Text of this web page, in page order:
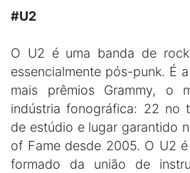
#U2
O U2 é uma banda de
essencialmente pós-punk. É
mais prêmios Grammy, o
indústria fonográfica: 22 no
de estúdio e lugar garantido
of Fame desde 2005. O U2
formado da união de